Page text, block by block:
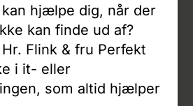
hjælpe dig, når der
kan finde ud af?
Flink & fru Perfekt
i it- eller
som altid hjælper